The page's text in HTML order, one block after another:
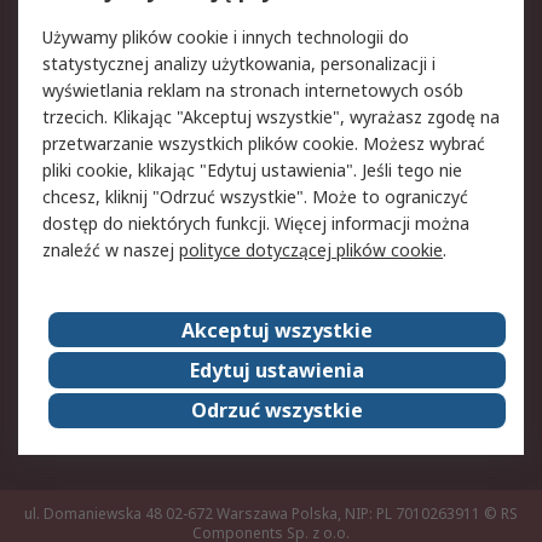
Aspekty prawne
Bezpieczeństwo e-
maila
Polityka dotycząca
plików cookie
Polityka prywatności
Użytkowanie witryny
Zastrzeżenia prawne
Warunki Sprzedaży
Kontakt
O firmie RS
RS na świecie
Kariera
Nagrody dla RS
ESG
ul. Domaniewska 48 02-672 Warszawa Polska, NIP: PL 7010263911 © RS
Components Sp. z o.o.
Używamy plików cookie i innych technologii do
statystycznej analizy użytkowania, personalizacji i
wyświetlania reklam na stronach internetowych osób
trzecich. Klikając "Akceptuj wszystkie", wyrażasz zgodę na
przetwarzanie wszystkich plików cookie. Możesz wybrać
pliki cookie, klikając "Edytuj ustawienia". Jeśli tego nie
chcesz, kliknij "Odrzuć wszystkie". Może to ograniczyć
dostęp do niektórych funkcji. Więcej informacji można
znaleźć w naszej polityce dotyczącej plików cookie.
Akceptuj wszystkie
Edytuj ustawienia
Odrzuć wszystkie